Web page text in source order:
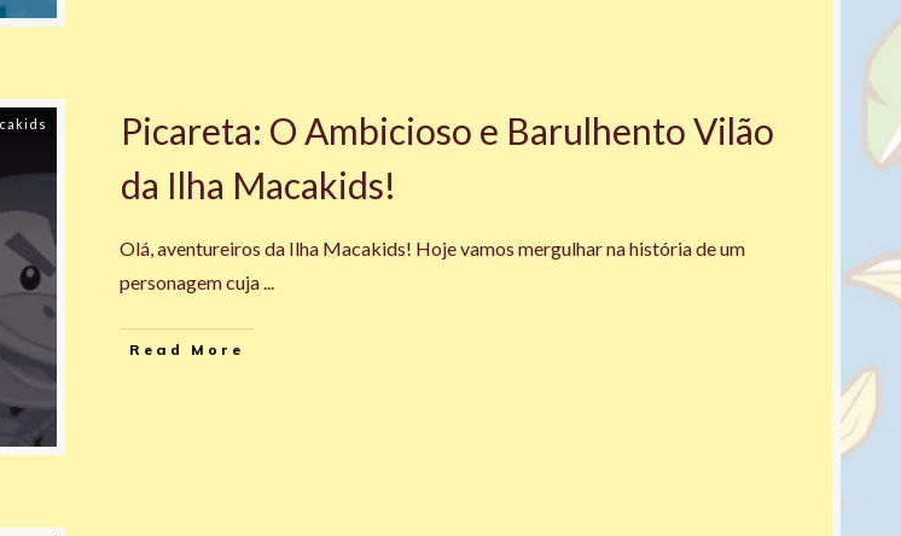
Picareta: O Ambicioso e Barulhento Vilão
da Ilha Macakids!
Olá, aventureiros da Ilha Macakids! Hoje vamos mergulhar na história de um
personagem cuja...
Read More